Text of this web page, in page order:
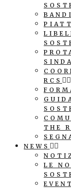
RCS
THE
NEWS
LE